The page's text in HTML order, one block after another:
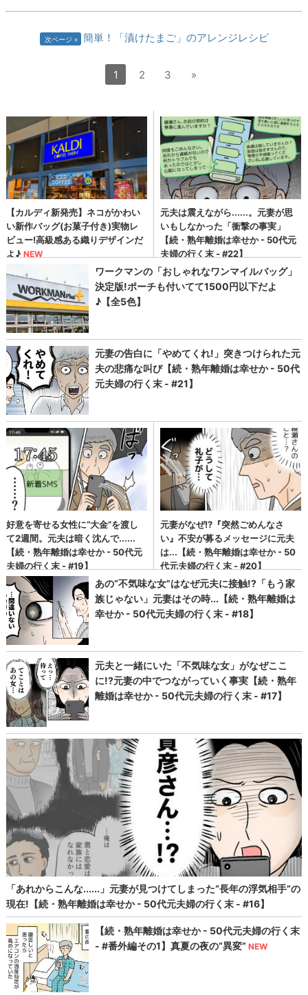
次ページ 簡単！「漬けたまご」のアレンジレシピ
1 2 3 »